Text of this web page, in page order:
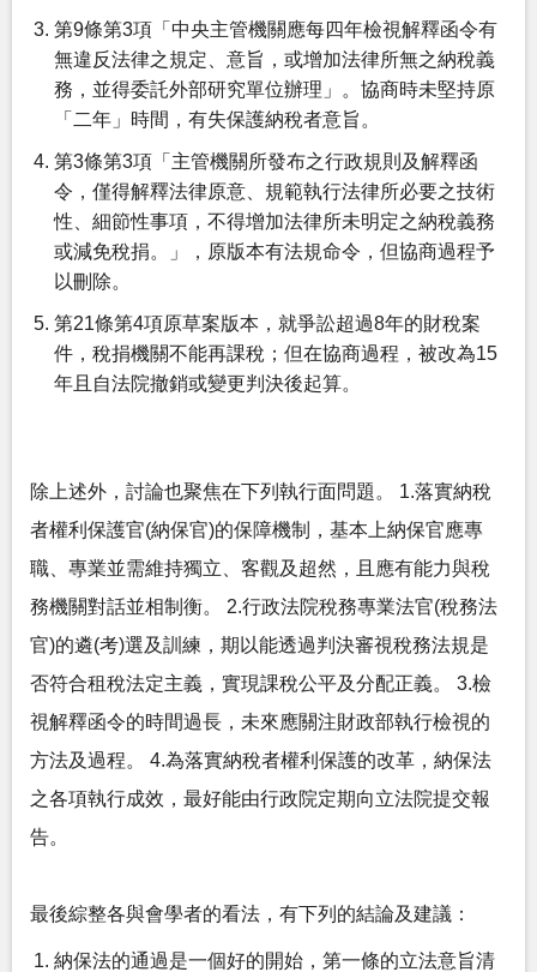
第9條第3項「中央主管機關應每四年檢視解釋函令有
無違反法律之規定、意旨，或增加法律所無之納稅義
務，並得委託外部研究單位辦理」。協商時未堅持原
「二年」時間，有失保護納稅者意旨。
第3條第3項「主管機關所發布之行政規則及解釋函
令，僅得解釋法律原意、規範執行法律所必要之技術
性、細節性事項，不得增加法律所未明定之納稅義務
或減免稅捐。」，原版本有法規命令，但協商過程予
以刪除。
第21條第4項原草案版本，就爭訟超過8年的財稅案
件，稅捐機關不能再課稅；但在協商過程，被改為15
年且自法院撤銷或變更判決後起算。
除上述外，討論也聚焦在下列執行面問題。 1.落實納稅
者權利保護官(納保官)的保障機制，基本上納保官應專
職、專業並需維持獨立、客觀及超然，且應有能力與稅
務機關對話並相制衡。 2.行政法院稅務專業法官(稅務法
官)的遴(考)選及訓練，期以能透過判決審視稅務法規是
否符合租稅法定主義，實現課稅公平及分配正義。 3.檢
視解釋函令的時間過長，未來應關注財政部執行檢視的
方法及過程。 4.為落實納稅者權利保護的改革，納保法
之各項執行成效，最好能由行政院定期向立法院提交報
告。
最後綜整各與會學者的看法，有下列的結論及建議：
納保法的通過是一個好的開始，第一條的立法意旨清